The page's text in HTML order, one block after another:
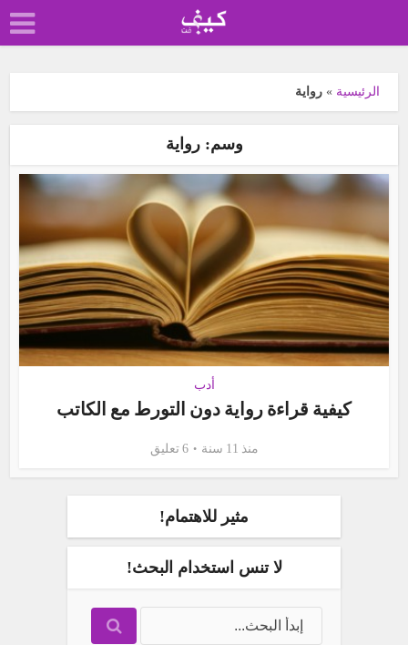
الرئيسية »رواية
وسم: رواية
أدب
كيفية قراءة رواية دون التورط مع الكاتب
منذ 11 سنة 6 تعليق
مثير للاهتمام!
لا تنس استخدام البحث!